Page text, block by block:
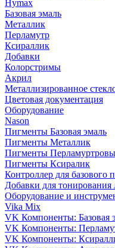
Hymax
Базовая эмаль
Металлик
Перламутр
Ксираллик
Добавки
Колорстримы
Акрил
Металлизированное
Цветовая документация
Оборудование
Nason
Пигменты Базовая эмаль
Пигменты Металлик
Пигменты
Пигменты Ксиралик
Контроллер для базового
Добавки для тонирования
Оборудование и
Vika Mix
VK Компоненты: Базовая
VK Компоненты:
VK Компоненты: